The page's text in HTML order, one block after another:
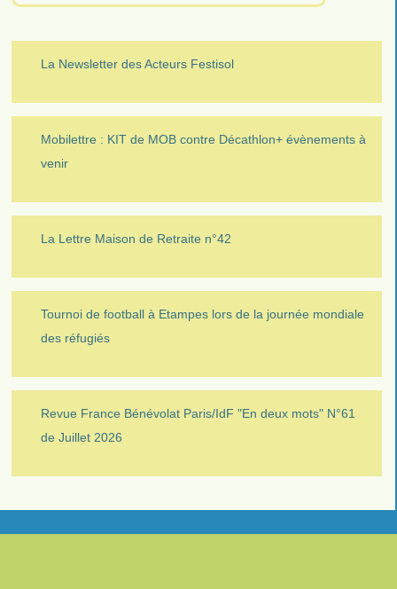
La Newsletter des Acteurs Festisol
Mobilettre : KIT de MOB contre Décathlon+ évènements à
venir
La Lettre Maison de Retraite n°42
Tournoi de football à Etampes lors de la journée mondiale
des réfugiés
Revue France Bénévolat Paris/IdF "En deux mots" N°61
de Juillet 2026